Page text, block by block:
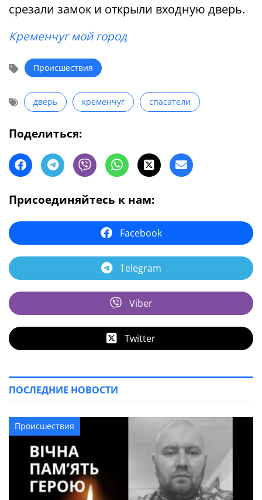
срезали замок и открыли входную дверь.
Кременчуг мой город
Происшествия
дверь кременчуг спасатели
Поделиться:
Присоединяйтесь к нам:
Facebook
Telegram
Viber
Twitter
ПОСЛЕДНИЕ НОВОСТИ
Происшествия